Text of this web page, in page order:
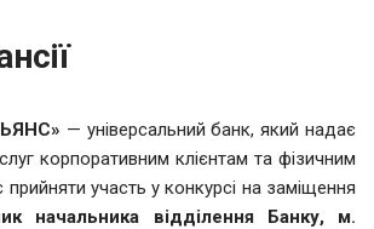
— універсальний банк, який надає
корпоративним клієнтам та фізичним
участь у конкурсі на заміщення
начальника відділення Банку, м.